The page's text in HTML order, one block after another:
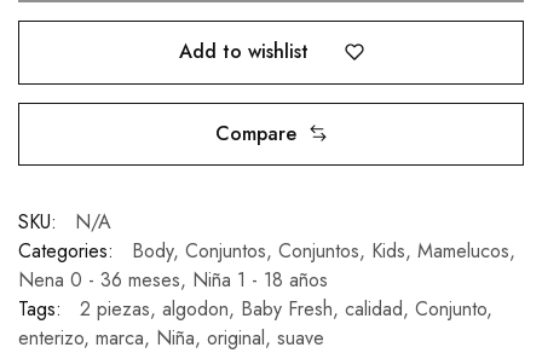
Add to wishlist
Compare
SKU:
N/A
Categories:
Body, Conjuntos, Conjuntos, Kids, Mamelucos,
Nena 0 - 36 meses, Niña 1 - 18 años
Tags:
2 piezas, algodon, Baby Fresh, calidad, Conjunto,
enterizo, marca, Niña, original, suave